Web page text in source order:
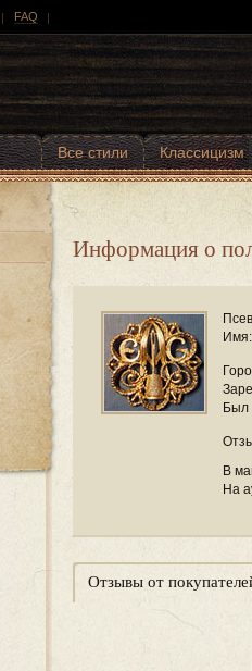
FAQ
Все стили
Классицизм
Информация о
Имя:
Был
В
На
Отзывы от